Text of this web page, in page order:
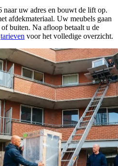
uw adres en bouwt de lift op.
afdekmateriaal. Uw meubels gaan
buiten. Na afloop betaalt u de
tarieven voor het volledige overzicht.